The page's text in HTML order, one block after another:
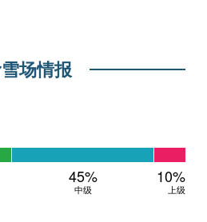
场情报
45%
中级
10%
上级